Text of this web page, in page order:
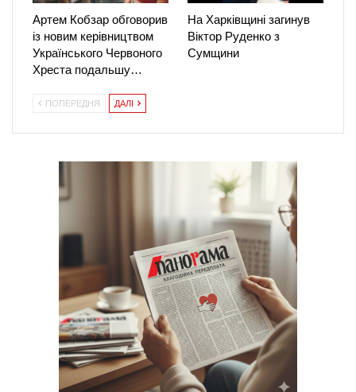
Артем Кобзар обговорив
із новим керівництвом
Українського Червоного
Хреста подальшу…
На Харківщині загинув
Віктор Руденко з
Сумщини
ПОПЕРЕДНЯ ДАЛІ